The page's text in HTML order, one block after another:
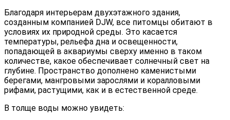
Благодаря интерьерам двухэтажного здания,
созданным компанией DJW, все питомцы обитают в
условиях их природной среды. Это касается
температуры, рельефа дна и освещенности,
попадающей в аквариумы сверху именно в таком
количестве, какое обеспечивает солнечный свет на
глубине. Пространство дополнено каменистыми
берегами, мангровыми зарослями и коралловыми
рифами, растущими, как и в естественной среде.
В толще воды можно увидеть: